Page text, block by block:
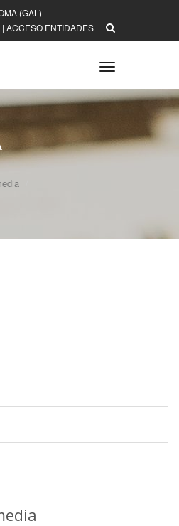
(GAL)
| ACCESO ENTIDADES
Toggle
navigation